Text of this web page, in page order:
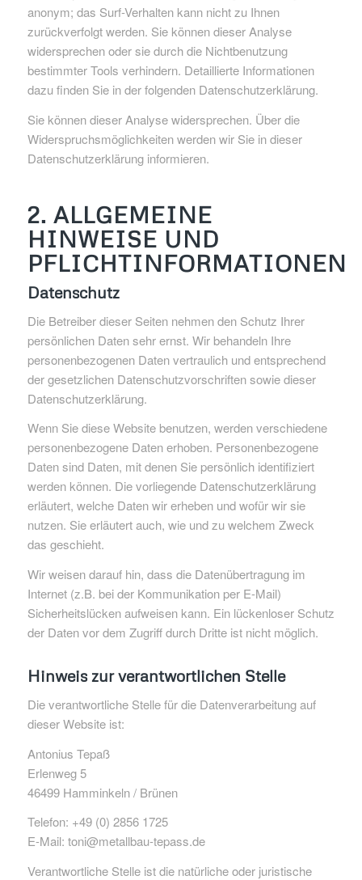
anonym; das Surf-Verhalten kann nicht zu Ihnen
zurückverfolgt werden. Sie können dieser Analyse
widersprechen oder sie durch die Nichtbenutzung
bestimmter Tools verhindern. Detaillierte Informationen
dazu finden Sie in der folgenden Datenschutzerklärung.
Sie können dieser Analyse widersprechen. Über die
Widerspruchsmöglichkeiten werden wir Sie in dieser
Datenschutzerklärung informieren.
2. ALLGEMEINE
HINWEISE UND
PFLICHTINFORMATIONEN
Datenschutz
Die Betreiber dieser Seiten nehmen den Schutz Ihrer
persönlichen Daten sehr ernst. Wir behandeln Ihre
personenbezogenen Daten vertraulich und entsprechend
der gesetzlichen Datenschutzvorschriften sowie dieser
Datenschutzerklärung.
Wenn Sie diese Website benutzen, werden verschiedene
personenbezogene Daten erhoben. Personenbezogene
Daten sind Daten, mit denen Sie persönlich identifiziert
werden können. Die vorliegende Datenschutzerklärung
erläutert, welche Daten wir erheben und wofür wir sie
nutzen. Sie erläutert auch, wie und zu welchem Zweck
das geschieht.
Wir weisen darauf hin, dass die Datenübertragung im
Internet (z.B. bei der Kommunikation per E-Mail)
Sicherheitslücken aufweisen kann. Ein lückenloser Schutz
der Daten vor dem Zugriff durch Dritte ist nicht möglich.
Hinweis zur verantwortlichen Stelle
Die verantwortliche Stelle für die Datenverarbeitung auf
dieser Website ist:
Antonius Tepaß
Erlenweg 5
46499 Hamminkeln / Brünen
Telefon: +49 (0) 2856 1725
E-Mail: toni@metallbau-tepass.de
Verantwortliche Stelle ist die natürliche oder juristische